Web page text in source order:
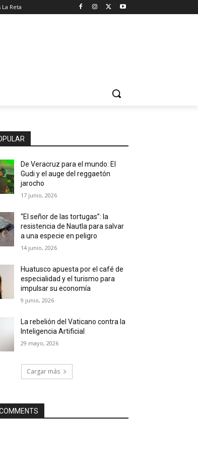
La Reta
De Veracruz para el mundo: El
Gudi y el auge del reggaetón
jarocho
17 junio, 2026
“El señor de las tortugas”: la
resistencia de Nautla para salvar
a una especie en peligro
14 junio, 2026
Huatusco apuesta por el café de
especialidad y el turismo para
impulsar su economía
9 junio, 2026
La rebelión del Vaticano contra la
Inteligencia Artificial
29 mayo, 2026
Cargar más